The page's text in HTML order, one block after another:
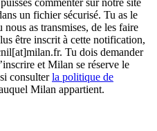
un fichier sécurisé. Tu as le
as transmises, de les faire
être inscrit à cette notification,
Tu dois demander
et Milan se réserve le
consulterla politique de
Milan appartient.